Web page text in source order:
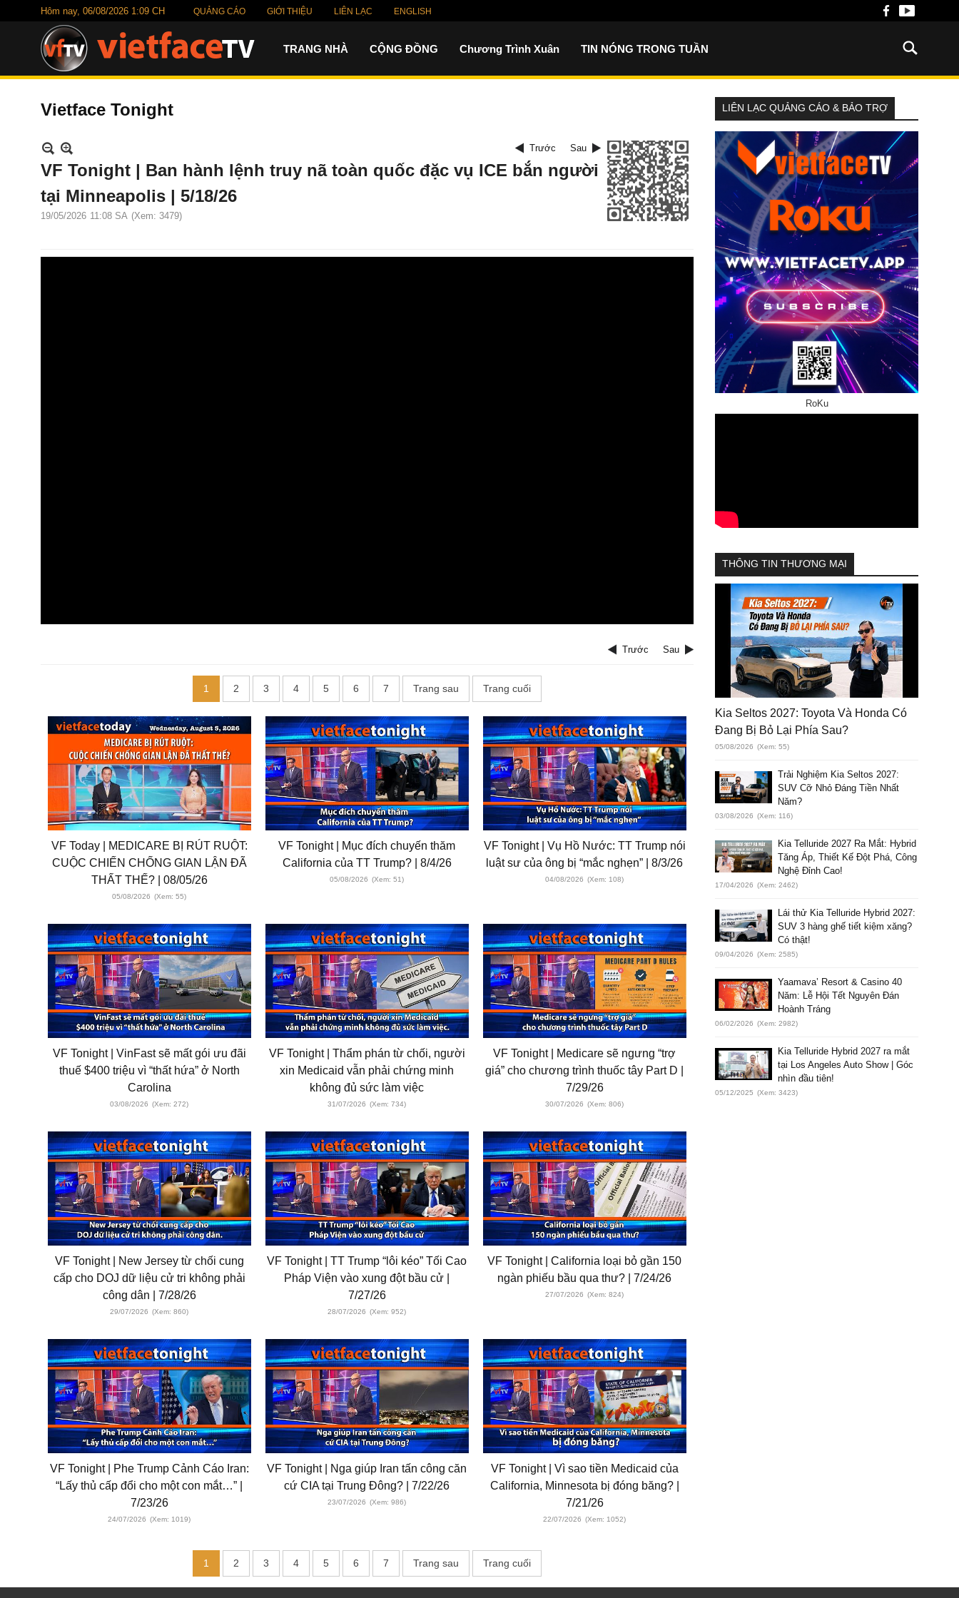
Hôm nay, 06/08/2026 1:09 CH QUẢNG CÁO GIỚI THIỆU LIÊN LẠC ENGLISH
TRANG NHÀ CỘNG ĐỒNG Chương Trình Xuân TIN NÓNG TRONG TUẦN
Vietface Tonight
Trước Sau
VF Tonight | Ban hành lệnh truy nã toàn quốc đặc vụ ICE bắn người
tại Minneapolis | 5/18/26
19/05/2026 11:08 SA (Xem: 3479)
Trước Sau
1 2 3 4 5 6 7 Trang sau Trang cuối
VF Today | MEDICARE BỊ RÚT RUỘT:
CUỘC CHIẾN CHỐNG GIAN LẬN ĐÃ
THẤT THẾ? | 08/05/26
05/08/2026 (Xem: 55)
VF Tonight | Mục đích chuyến thăm
California của TT Trump? | 8/4/26
05/08/2026 (Xem: 51)
VF Tonight | Vụ Hồ Nước: TT Trump nói
luật sư của ông bị “mắc nghẹn” | 8/3/26
04/08/2026 (Xem: 108)
VF Tonight | VinFast sẽ mất gói ưu đãi
thuế $400 triệu vì “thất hứa” ở North
Carolina
03/08/2026 (Xem: 272)
VF Tonight | Thẩm phán từ chối, người
xin Medicaid vẫn phải chứng minh
không đủ sức làm việc
31/07/2026 (Xem: 734)
VF Tonight | Medicare sẽ ngưng “trợ
giá” cho chương trình thuốc tây Part D |
7/29/26
30/07/2026 (Xem: 806)
VF Tonight | New Jersey từ chối cung
cấp cho DOJ dữ liệu cử tri không phải
công dân | 7/28/26
29/07/2026 (Xem: 860)
VF Tonight | TT Trump “lôi kéo” Tối Cao
Pháp Viện vào xung đột bầu cử |
7/27/26
28/07/2026 (Xem: 952)
VF Tonight | California loại bỏ gần 150
ngàn phiếu bầu qua thư? | 7/24/26
27/07/2026 (Xem: 824)
VF Tonight | Phe Trump Cảnh Cáo Iran:
“Lấy thủ cấp đổi cho một con mắt…” |
7/23/26
24/07/2026 (Xem: 1019)
VF Tonight | Nga giúp Iran tấn công căn
cứ CIA tại Trung Đông? | 7/22/26
23/07/2026 (Xem: 986)
VF Tonight | Vì sao tiền Medicaid của
California, Minnesota bị đóng băng? |
7/21/26
22/07/2026 (Xem: 1052)
1 2 3 4 5 6 7 Trang sau Trang cuối
LIÊN LẠC QUẢNG CÁO & BẢO TRỢ
RoKu
THÔNG TIN THƯƠNG MẠI
Kia Seltos 2027: Toyota Và Honda Có
Đang Bị Bỏ Lại Phía Sau?
05/08/2026 (Xem: 55)
Trải Nghiệm Kia Seltos 2027:
SUV Cỡ Nhỏ Đáng Tiền Nhất
Năm?
03/08/2026 (Xem: 116)
Kia Telluride 2027 Ra Mắt: Hybrid
Tăng Áp, Thiết Kế Đột Phá, Công
Nghệ Đỉnh Cao!
17/04/2026 (Xem: 2462)
Lái thử Kia Telluride Hybrid 2027:
SUV 3 hàng ghế tiết kiệm xăng?
Có thật!
09/04/2026 (Xem: 2585)
Yaamava’ Resort & Casino 40
Năm: Lễ Hội Tết Nguyên Đán
Hoành Tráng
06/02/2026 (Xem: 2982)
Kia Telluride Hybrid 2027 ra mắt
tại Los Angeles Auto Show | Góc
nhìn đầu tiên!
05/12/2025 (Xem: 3423)